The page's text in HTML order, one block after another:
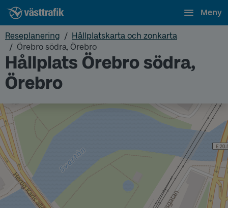
Meny
Reseplanering
Hållplatskarta och zonkarta
Örebro södra, Örebro
Hållplats Örebro södra,
Örebro